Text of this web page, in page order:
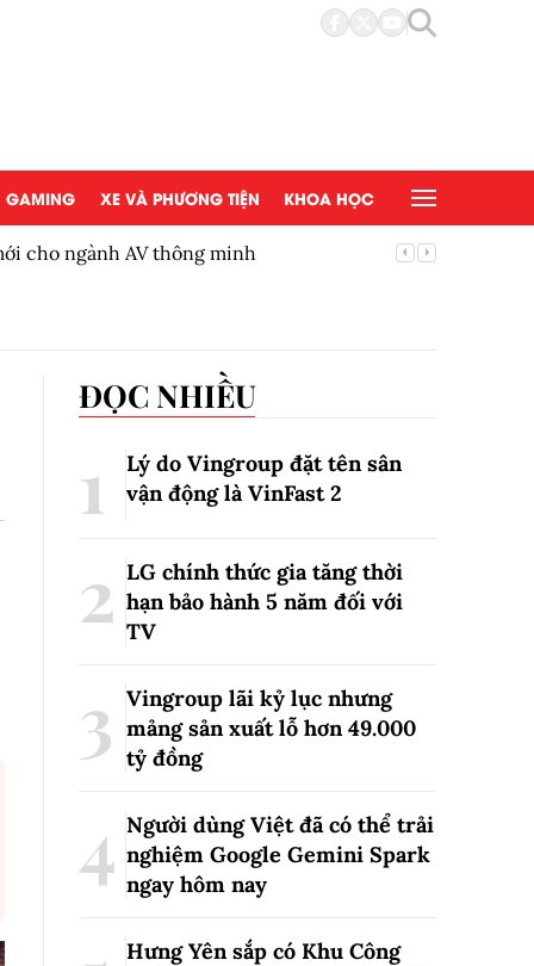
GAMING XE VÀ PHƯƠNG TIỆN KHOA HỌC
cho ngành AV thông minh
ĐỌC NHIỀU
Lý do Vingroup đặt tên sân
vận động là VinFast2
LG chính thức gia tăng thời
hạn bảo hành 5 năm đối với
TV
Vingroup lãi kỷ lục nhưng
mảng sản xuất lỗ hơn 49.000
tỷ đồng
Người dùng Việt đã có thể trải
nghiệm Google Gemini Spark
ngay hôm nay
Hưng Yên sắp có Khu Công